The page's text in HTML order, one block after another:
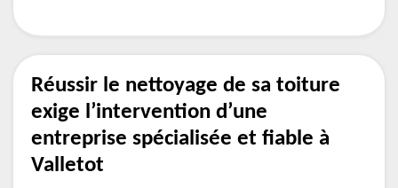
Réussir le nettoyage de sa toiture
exige l’intervention d’une
entreprise spécialisée et fiable à
Valletot